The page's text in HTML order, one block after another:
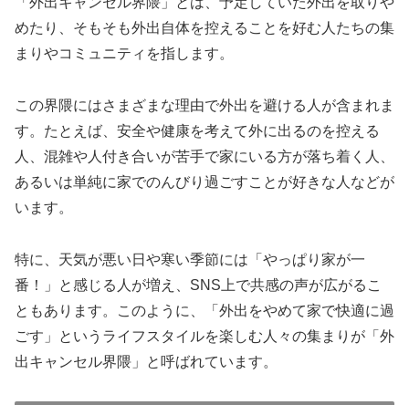
めたり、そもそも外出自体を控えることを好む人たちの集
まりやコミュニティを指します。
この界隈にはさまざまな理由で外出を避ける人が含まれま
す。たとえば、安全や健康を考えて外に出るのを控える
人、混雑や人付き合いが苦手で家にいる方が落ち着く人、
あるいは単純に家でのんびり過ごすことが好きな人などが
います。
特に、天気が悪い日や寒い季節には「やっぱり家が一
番！」と感じる人が増え、SNS上で共感の声が広がるこ
ともあります。このように、「外出をやめて家で快適に過
ごす」というライフスタイルを楽しむ人々の集まりが「外
出キャンセル界隈」と呼ばれています。